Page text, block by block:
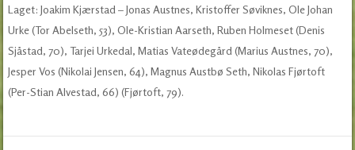
Laget: Joakim Kjærstad – Jonas Austnes, Kristoffer Søviknes, Ole Johan
Urke (Tor Abelseth, 53), Ole-Kristian Aarseth, Ruben Holmeset (Denis
Sjåstad, 70), Tarjei Urkedal, Matias Vateødegård (Marius Austnes, 70),
Jesper Vos (Nikolai Jensen, 64), Magnus Austbø Seth, Nikolas Fjørtoft
(Per-Stian Alvestad, 66) (Fjørtoft, 79).